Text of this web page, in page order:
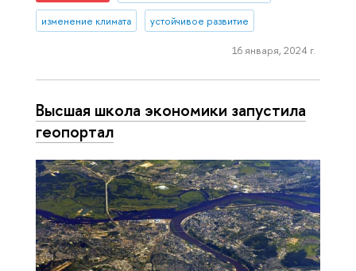
изменение климата устойчивое развитие
16 января, 2024 г.
Высшая школа экономики запустила
геопортал